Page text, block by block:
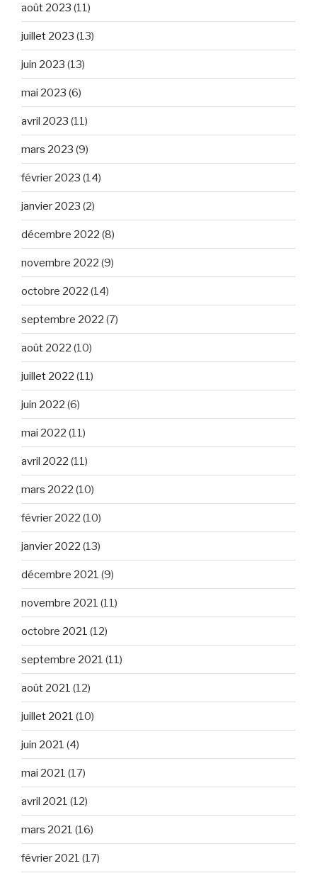
août 2023 (11)
juillet 2023 (13)
juin 2023 (13)
mai 2023 (6)
avril 2023 (11)
mars 2023 (9)
février 2023 (14)
janvier 2023 (2)
décembre 2022 (8)
novembre 2022 (9)
octobre 2022 (14)
septembre 2022 (7)
août 2022 (10)
juillet 2022 (11)
juin 2022 (6)
mai 2022 (11)
avril 2022 (11)
mars 2022 (10)
février 2022 (10)
janvier 2022 (13)
décembre 2021 (9)
novembre 2021 (11)
octobre 2021 (12)
septembre 2021 (11)
août 2021 (12)
juillet 2021 (10)
juin 2021 (4)
mai 2021 (17)
avril 2021 (12)
mars 2021 (16)
février 2021 (17)